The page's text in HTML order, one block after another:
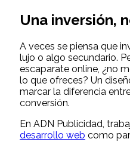
Una inversión,
A veces se piensa que
lujo o algo secundario.
escaparate online, ¿no
lo que ofreces? Un
marcar la diferencia
conversión.
En ADN Publicidad,
desarrollo web como